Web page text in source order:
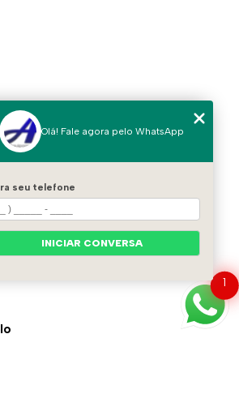
1
Olá! Fale agora pelo WhatsApp
seu telefone
INICIAR CONVERSA